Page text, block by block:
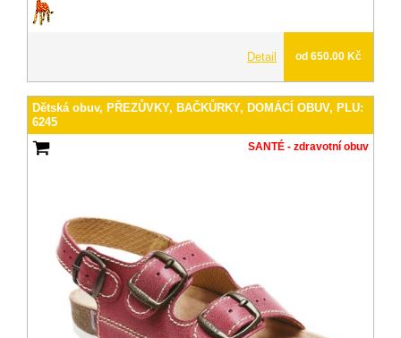
Detail od 650.00 Kč
Dětská obuv, PŘEZŮVKY, BAČKŮRKY, DOMÁCÍ OBUV, PLU:
6245
SANTÉ - zdravotní obuv